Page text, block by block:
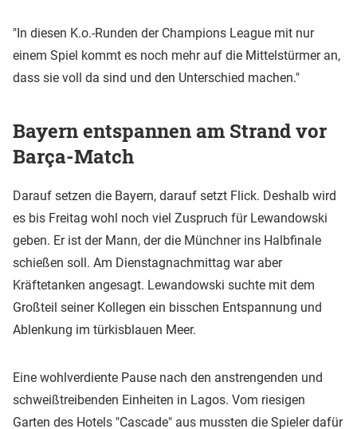
"In diesen K.o.-Runden der Champions League mit nur
einem Spiel kommt es noch mehr auf die Mittelstürmer an,
dass sie voll da sind und den Unterschied machen."
Bayern entspannen am Strand vor
Barça-Match
Darauf setzen die Bayern, darauf setzt Flick. Deshalb wird
es bis Freitag wohl noch viel Zuspruch für Lewandowski
geben. Er ist der Mann, der die Münchner ins Halbfinale
schießen soll. Am Dienstagnachmittag war aber
Kräftetanken angesagt. Lewandowski suchte mit dem
Großteil seiner Kollegen ein bisschen Entspannung und
Ablenkung im türkisblauen Meer.
Eine wohlverdiente Pause nach den anstrengenden und
schweißtreibenden Einheiten in Lagos. Vom riesigen
Garten des Hotels "Cascade" aus mussten die Spieler dafür